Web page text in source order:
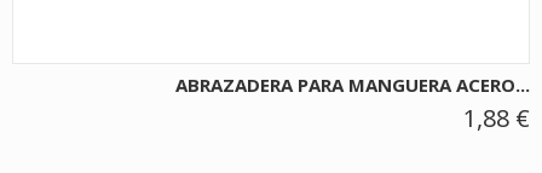
ABRAZADERA PARA MANGUERA ACERO...
1,88 €